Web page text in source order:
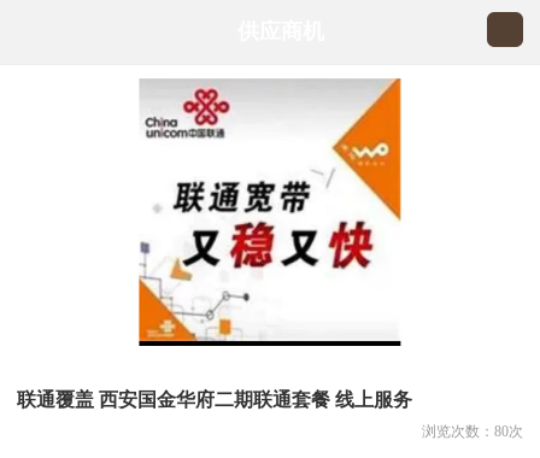
联通覆盖 西安国金华府二期联通套餐 线上服务
浏览次数： 80次